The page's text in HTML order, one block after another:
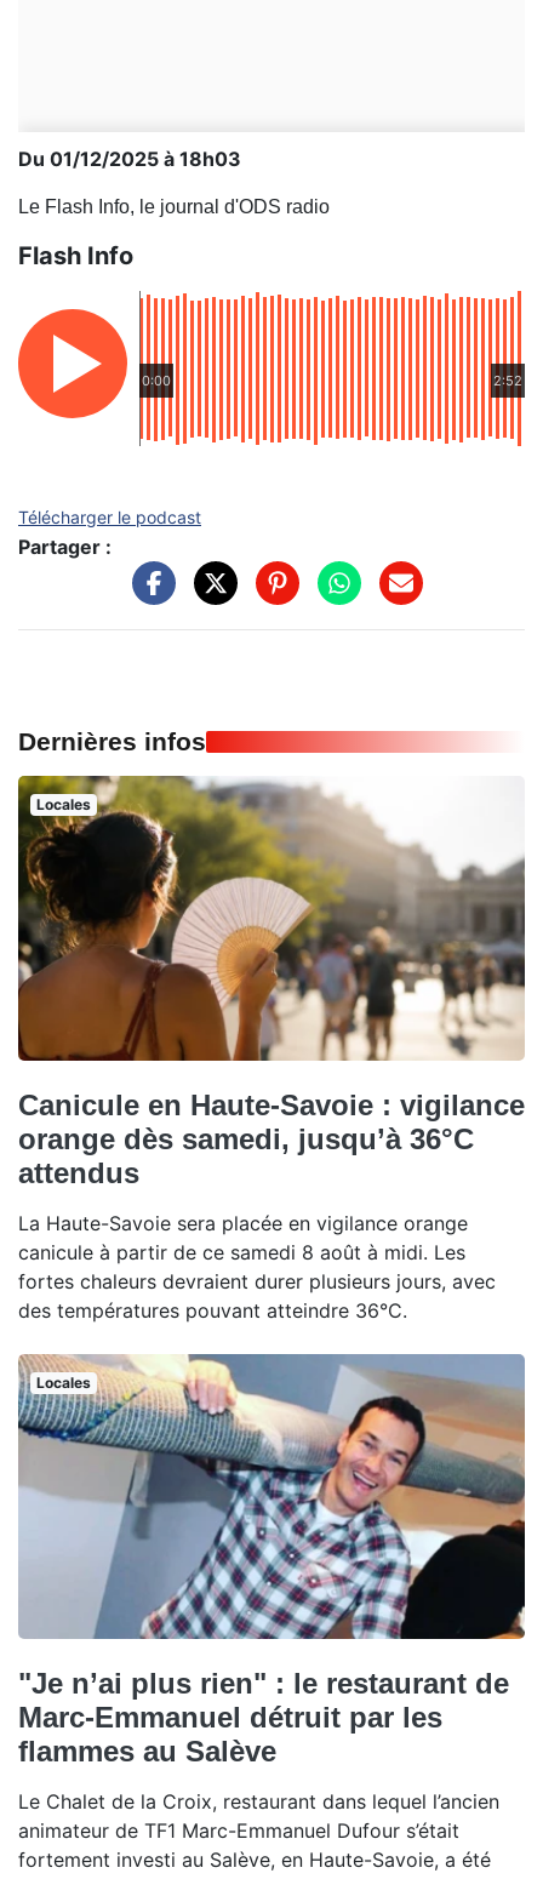
Du 01/12/2025 à 18h03
Le Flash Info, le journal d'ODS radio
Flash Info
0:00 2:52
Télécharger le podcast
Partager :
Dernières infos
Locales
Canicule en Haute-Savoie : vigilance
orange dès samedi, jusqu’à 36°C
attendus
La Haute-Savoie sera placée en vigilance orange
canicule à partir de ce samedi 8 août à midi. Les
fortes chaleurs devraient durer plusieurs jours, avec
des températures pouvant atteindre 36°C.
Locales
"Je n’ai plus rien" : le restaurant de
Marc-Emmanuel détruit par les
flammes au Salève
Le Chalet de la Croix, restaurant dans lequel l’ancien
animateur de TF1 Marc-Emmanuel Dufour s’était
fortement investi au Salève, en Haute-Savoie, a été